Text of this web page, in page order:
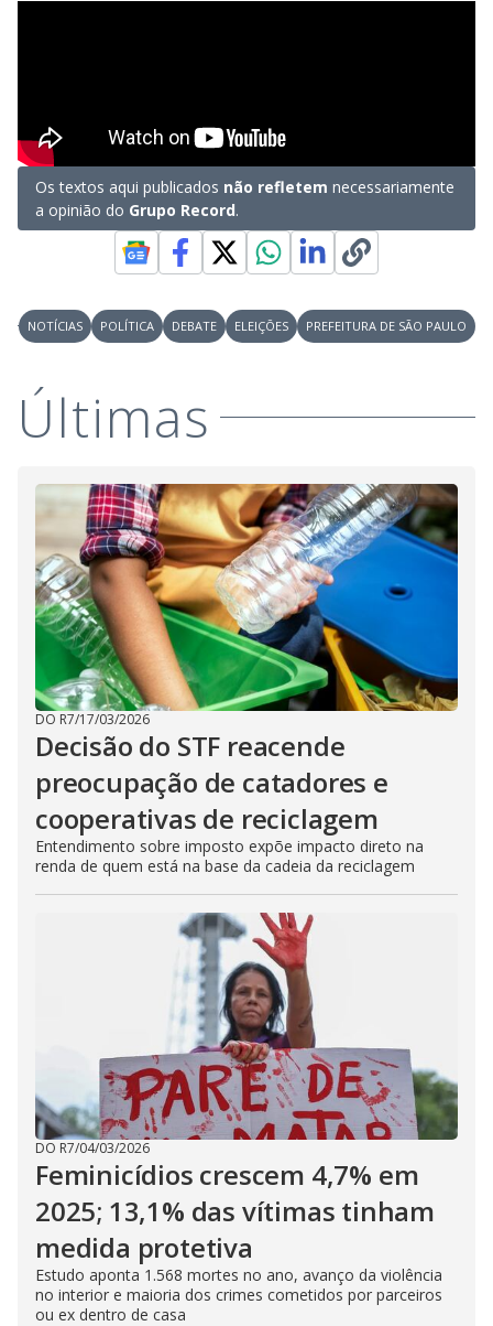
Os textos aqui publicados não refletem necessariamente
a opinião do Grupo Record.
NOTÍCIAS POLÍTICA DEBATE ELEIÇÕES PREFEITURA DE SÃO PAULO
Últimas
DO R7/17/03/2026
Decisão do STF reacende
preocupação de catadores e
cooperativas de reciclagem
Entendimento sobre imposto expõe impacto direto na
renda de quem está na base da cadeia da reciclagem
DO R7/04/03/2026
Feminicídios crescem 4,7% em
2025; 13,1% das vítimas tinham
medida protetiva
Estudo aponta 1.568 mortes no ano, avanço da violência
no interior e maioria dos crimes cometidos por parceiros
ou ex dentro de casa